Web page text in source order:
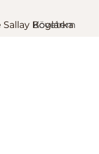
Boglárka
Követem